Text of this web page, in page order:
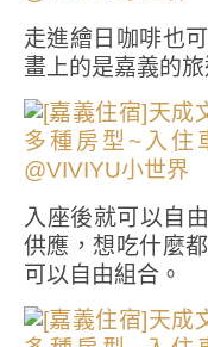
走進繪日咖啡也
畫上的是嘉義的
入座後就可以自
供應，想吃什麼
可以自由組合。